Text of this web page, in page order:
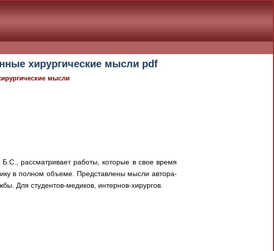
хирургические мысли pdf
мысли
рассматривает работы, которые в свое время
в полном объеме. Представлены мысли автора-
Для студентов-медиков, интернов-хирургов.